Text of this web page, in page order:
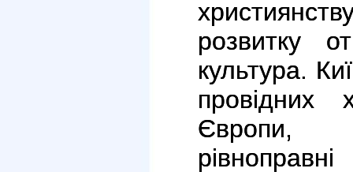
розвитку
культура.
провідних
Європи,